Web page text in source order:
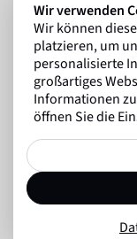
Wir verwenden
Wir können
platzieren, um
personalisierte
großartiges
Informationen
öffnen Sie die